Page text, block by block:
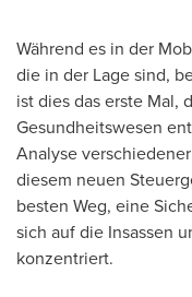
Während es in der
die in der Lage sind,
ist dies das erste Mal,
Gesundheitswesen
Analyse
diesem neuen
besten Weg, eine
sich auf die Insassen
konzentriert.